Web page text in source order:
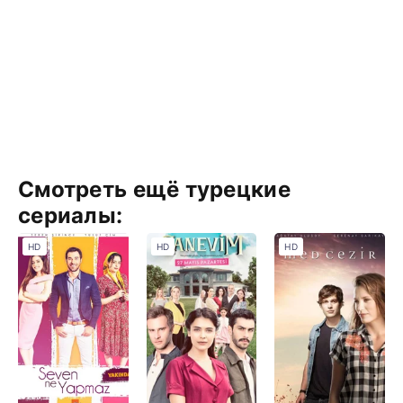
Смотреть ещё турецкие
сериалы:
HD HD HD